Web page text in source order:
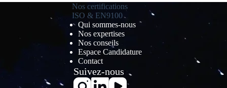
Nos certifications
ISO & EN9100
Qui sommes-nous
Nos expertises
Nos conseils
Espace Candidature
Contact
Suivez-nous